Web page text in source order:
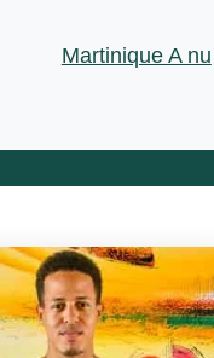
Martinique A nu